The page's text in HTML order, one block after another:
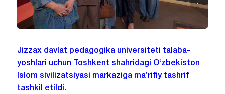
Jizzax davlat pedagogika universiteti talaba-
yoshlari uchun Toshkent shahridagi O‘zbekiston
Islom sivilizatsiyasi markaziga ma’rifiy tashrif
tashkil etildi.